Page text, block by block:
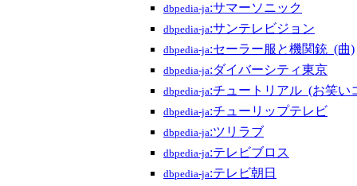
dbpedia-ja:サマーソニック
dbpedia-ja:サンテレビジョン
dbpedia-ja:セーラー服と機関銃_(曲)
dbpedia-ja:ダイバーシティ東京
dbpedia-ja:チュートリアル_(お笑い
dbpedia-ja:チューリップテレビ
dbpedia-ja:ツリラブ
dbpedia-ja:テレビブロス
dbpedia-ja:テレビ朝日